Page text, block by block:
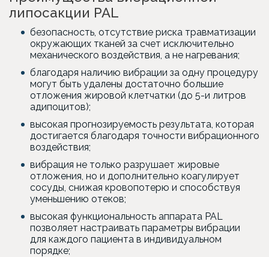
липосакции PAL
безопасность, отсутствие риска травматизации
окружающих тканей за счет исключительно
механического воздействия, а не нагревания;
благодаря наличию вибрации за одну процедуру
могут быть удалены достаточно большие
отложения жировой клетчатки (до 5-и литров
адипоцитов);
высокая прогнозируемость результата, которая
достигается благодаря точности вибрационного
воздействия;
вибрация не только разрушает жировые
отложения, но и дополнительно коагулирует
сосуды, снижая кровопотерю и способствуя
уменьшению отеков;
высокая функциональность аппарата PAL
позволяет настраивать параметры вибрации
для каждого пациента в индивидуальном
порядке;